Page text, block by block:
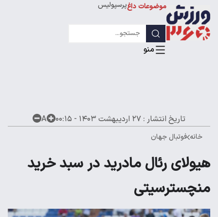
موضوعات داغپرسپولیس
لیگ قهرمانان
تاریخ انتشار : ۲۷ اردیبهشت ۱۴۰۳ - ۰۰:۱۵ A
خانه فوتبال جهان
هیولای رئال مادرید در سبد خرید
منچسترسیتی